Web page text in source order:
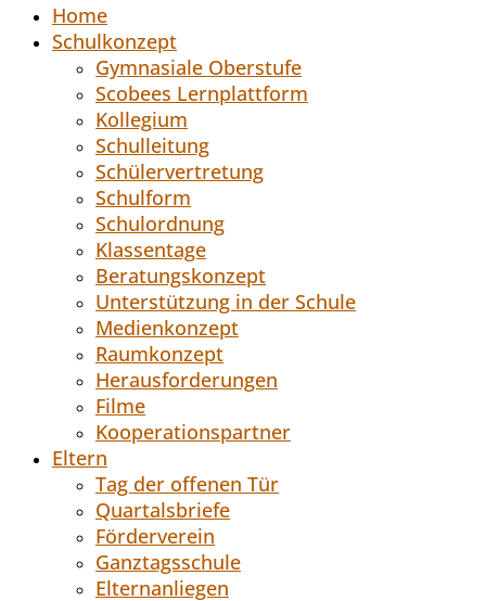
Home
Schulkonzept
Gymnasiale Oberstufe
Scobees Lernplattform
Kollegium
Schulleitung
Schülervertretung
Schulform
Schulordnung
Klassentage
Beratungskonzept
Unterstützung in der Schule
Medienkonzept
Raumkonzept
Herausforderungen
Filme
Kooperationspartner
Eltern
Tag der offenen Tür
Quartalsbriefe
Förderverein
Ganztagsschule
Elternanliegen